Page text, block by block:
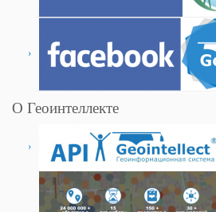
О Геоинтеллекте